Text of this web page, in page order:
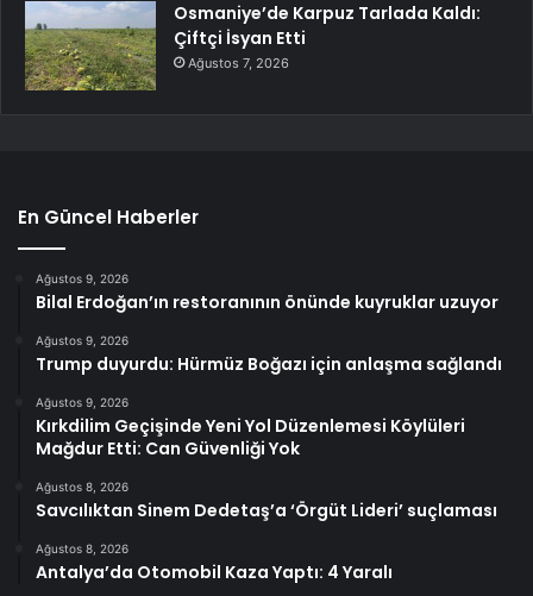
Osmaniye’de Karpuz Tarlada Kaldı:
Çiftçi İsyan Etti
Ağustos 7, 2026
En Güncel Haberler
Ağustos 9, 2026
Bilal Erdoğan’ın restoranının önünde kuyruklar uzuyor
Ağustos 9, 2026
Trump duyurdu: Hürmüz Boğazı için anlaşma sağlandı
Ağustos 9, 2026
Kırkdilim Geçişinde Yeni Yol Düzenlemesi Köylüleri
Mağdur Etti: Can Güvenliği Yok
Ağustos 8, 2026
Savcılıktan Sinem Dedetaş’a ‘Örgüt Lideri’ suçlaması
Ağustos 8, 2026
Antalya’da Otomobil Kaza Yaptı: 4 Yaralı